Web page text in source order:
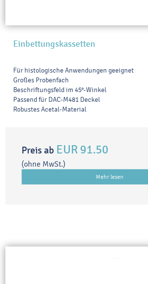
Einbettungskassetten
Für histologische Anwendungen geeignet
Großes Probenfach
Beschriftungsfeld im 45°-Winkel
Passend für DAC-M481 Deckel
Robustes Acetal-Material
Preis ab EUR 91.50
(ohne MwSt.)
Mehr lesen